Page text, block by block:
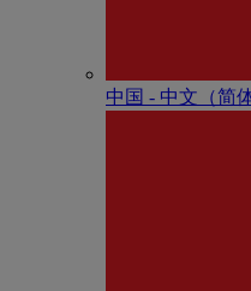
中国 - 中⽂（简体